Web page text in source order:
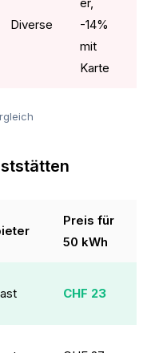
Diverse
er,
-14%
mit
Karte
Preis für
50 kWh
CHF 23